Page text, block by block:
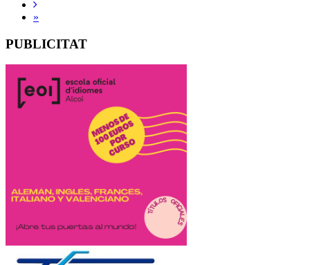
»
PUBLICITAT